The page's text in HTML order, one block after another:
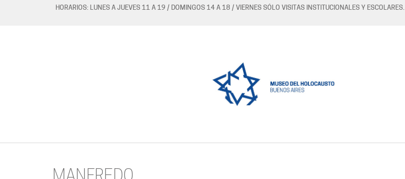
HORARIOS: LUNES A JUEVES 11 A 19 / DOMINGOS 14 A 18 / VIERNES SÓLO VISITAS INSTITUCIONALES Y ESCOLARES.